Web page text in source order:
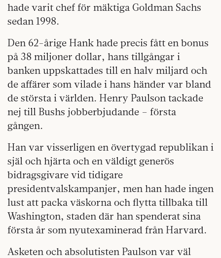
hade varit chef för mäktiga Goldman Sachs
sedan 1998.
Den 62-årige Hank hade precis fått en bonus
på 38 miljoner dollar, hans tillgångar i
banken uppskattades till en halv miljard och
de affärer som vilade i hans händer var bland
de största i världen. Henry Paulson tackade
nej till Bushs jobb­erbjudande – första
gången.
Han var visserligen en övertygad republikan i
själ och hjärta och en väldigt generös
bidragsgivare vid tidigare
presidentvalskampanjer, men han hade ingen
lust att packa väskorna och flytta tillbaka till
Washington, staden där han spenderat sina
första år som nyutexaminerad från Harvard.
Asketen och absolutisten Paulson var väl